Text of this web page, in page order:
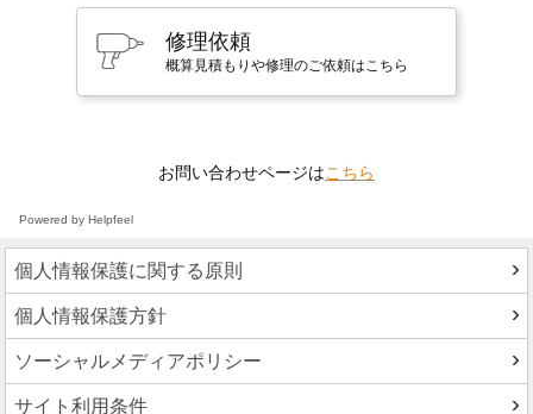
修理依頼
概算見積もりや修理のご依頼はこちら
お問い合わせページはこちら
Powered by Helpfeel
個人情報保護に関する原則
個人情報保護方針
ソーシャルメディアポリシー
サイト利用条件